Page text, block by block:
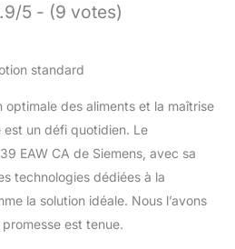
5 - (9 votes)
optimale des aliments et la maîtrise
un défi quotidien. Le
EAW CA de Siemens, avec sa
technologies dédiées à la
la solution idéale. Nous l’avons
est tenue.